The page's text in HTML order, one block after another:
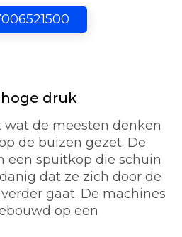
druk
de meesten denken
de buizen gezet. De
een spuitkop die schuin
dat ze zich door de
gaat. De machines
op een